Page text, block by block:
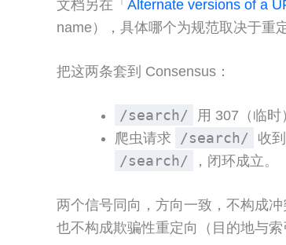
文档另在「 Alternate versions of a
name），具体哪个为规范取决于重
把这两条套到 Consensus：
/search/ 用 307（临
爬虫请求
/search/ 收
/search/ ，闭环成立。
两个信号同向，方向一致，不构成
也不构成欺骗性重定向（目的地与索